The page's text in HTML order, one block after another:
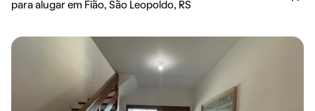
para alugar em Fião, São Leopoldo, RS